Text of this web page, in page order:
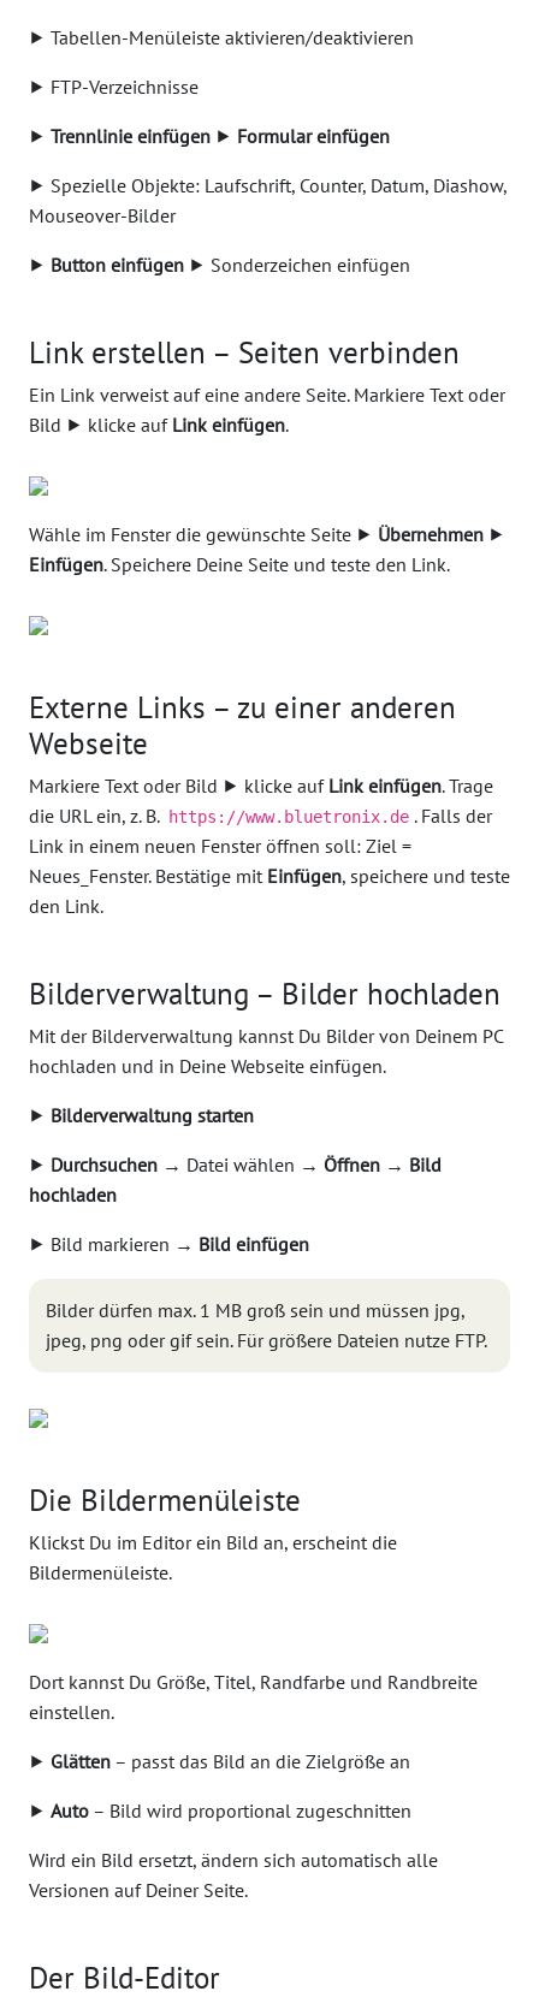
⯈ Tabellen-Menüleiste aktivieren/deaktivieren
⯈ FTP-Verzeichnisse
⯈ Trennlinie einfügen ⯈ Formular einfügen
⯈ Spezielle Objekte: Laufschrift, Counter, Datum, Diashow,
Mouseover-Bilder
⯈ Button einfügen ⯈ Sonderzeichen einfügen
Link erstellen – Seiten verbinden
Ein Link verweist auf eine andere Seite. Markiere Text oder
Bild ⯈ klicke auf Link einfügen.
Wähle im Fenster die gewünschte Seite ⯈ Übernehmen ⯈
Einfügen. Speichere Deine Seite und teste den Link.
Externe Links – zu einer anderen
Webseite
Markiere Text oder Bild ⯈ klicke auf Link einfügen. Trage
die URL ein, z. B. https://www.bluetronix.de . Falls der
Link in einem neuen Fenster öffnen soll: Ziel =
Neues_Fenster. Bestätige mit Einfügen, speichere und teste
den Link.
Bilderverwaltung – Bilder hochladen
Mit der Bilderverwaltung kannst Du Bilder von Deinem PC
hochladen und in Deine Webseite einfügen.
⯈ Bilderverwaltung starten
⯈ Durchsuchen → Datei wählen → Öffnen → Bild
hochladen
⯈ Bild markieren → Bild einfügen
Bilder dürfen max. 1 MB groß sein und müssen jpg,
jpeg, png oder gif sein. Für größere Dateien nutze FTP.
Die Bildermenüleiste
Klickst Du im Editor ein Bild an, erscheint die
Bildermenüleiste.
Dort kannst Du Größe, Titel, Randfarbe und Randbreite
einstellen.
⯈ Glätten – passt das Bild an die Zielgröße an
⯈ Auto – Bild wird proportional zugeschnitten
Wird ein Bild ersetzt, ändern sich automatisch alle
Versionen auf Deiner Seite.
Der Bild-Editor